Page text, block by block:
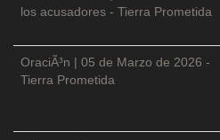
los acusadores - Tierra Prometida
OraciÃ³n | 05 de Marzo de 2026 -
Tierra Prometida